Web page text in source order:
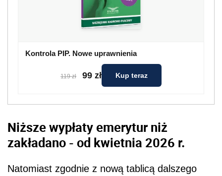
Kontrola PIP. Nowe uprawnienia
119 zł 99 zł Kup teraz
Niższe wypłaty emerytur niż
zakładano - od kwietnia 2026 r.
Natomiast zgodnie z nową tablicą dalszego